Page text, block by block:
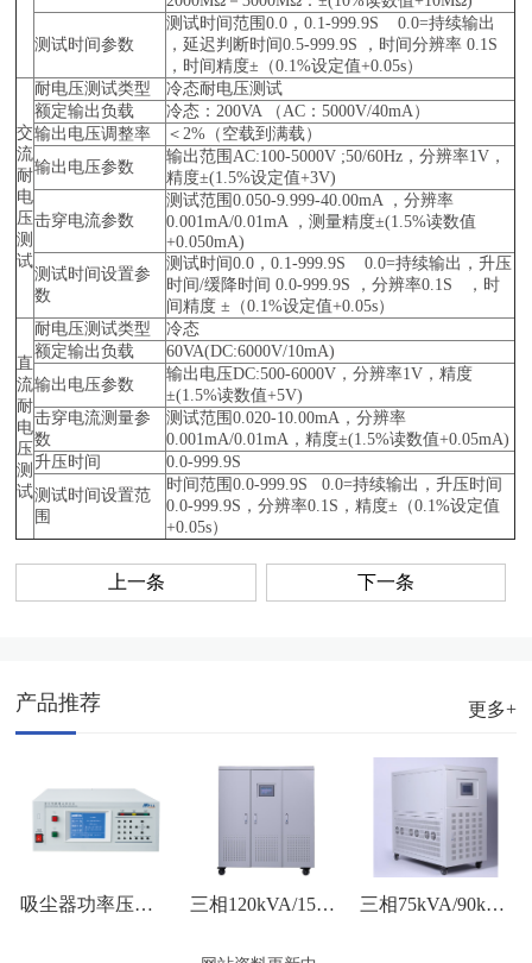
测试时间参数
测试时间范围0.0，0.1-999.9S 0.0=持续输出
，延迟判断时间0.5-999.9S ，时间分辨率 0.1S
，时间精度±（0.1%设定值+0.05s）
交
流
耐
电
压
测
试
耐电压测试类型
冷态耐电压测试
额定输出负载
冷态：200VA （AC：5000V/40mA）
输出电压调整率
＜2%（空载到满载）
输出电压参数
输出范围AC:100-5000V ;50/60Hz，分辨率1V，
精度±(1.5%设定值+3V)
击穿电流参数
测试范围0.050-9.999-40.00mA ，分辨率
0.001mA/0.01mA ，测量精度±(1.5%读数值
+0.050mA)
测试时间设置参
数
测试时间0.0，0.1-999.9S 0.0=持续输出，升压
时间/缓降时间 0.0-999.9S ，分辨率0.1S ，时
间精度 ±（0.1%设定值+0.05s）
直
流
耐
电
压
测
试
耐电压测试类型
冷态
额定输出负载
60VA(DC:6000V/10mA)
输出电压参数
输出电压DC:500-6000V，分辨率1V，精度
±(1.5%读数值+5V)
击穿电流测量参
数
测试范围0.020-10.00mA，分辨率
0.001mA/0.01mA，精度±(1.5%读数值+0.05mA)
升压时间
0.0-999.9S
测试时间设置范
围
时间范围0.0-999.9S 0.0=持续输出，升压时间
0.0-999.9S，分辨率0.1S，精度±（0.1%设定值
+0.05s）
上一条 下一条
产品推荐 更多+
吸尘器功率压力测试 三相120kVA/150kVA外观图 三相75kVA/90kVA/100kVA外观图